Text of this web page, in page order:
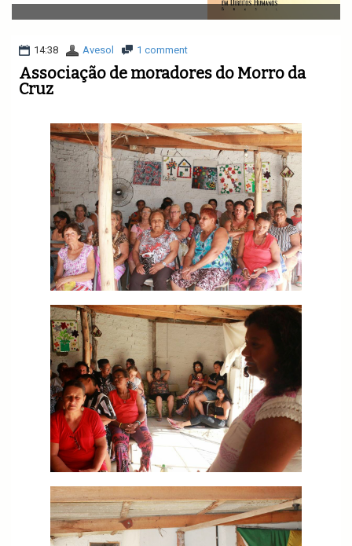
v
i
a
t
i
14:38 Avesol 1 comment
Associação de moradores do Morro da
Cruz